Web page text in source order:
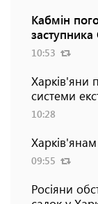
Кабмін
10:53
Харків'яни
системи
10:28
09:55
Росіяни